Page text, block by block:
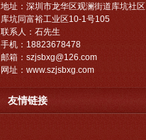
地址：深圳市龙华区观澜街道库坑社区
库坑同富裕工业区10-1号105
联系人：石先生
手机：18823678478
邮箱：szjsbxg@126.com
网址：www.szjsbxg.com
友情链接